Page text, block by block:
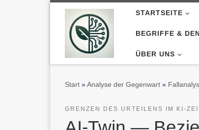
Zum Inhalt springen STARTSEITE
BEGRIFFE &
ÜBER UNS
Start »Analyse der Gegenwart »
GRENZEN DES URTEILENS IM KI-